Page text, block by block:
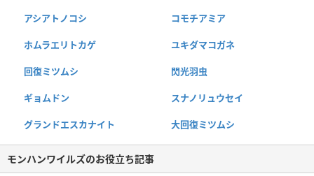
アシアトノコシ コモチアミア
ホムラエリトカゲ ユキダマコガネ
回復ミツムシ 閃光羽虫
ギョムドン スナノリュウセイ
グランドエスカナイト 大回復ミツムシ
モンハンワイルズのお役立ち記事